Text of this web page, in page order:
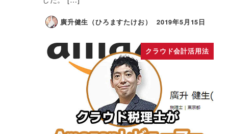
廣升健生（ひろますたけお） 2019年5月15日
クラウド会計活用法